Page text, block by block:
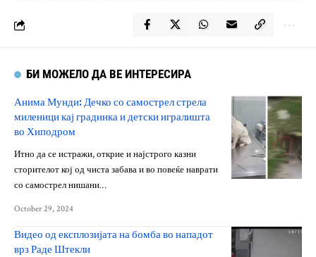
БИ МОЖЕЛО ДА ВЕ ИНТЕРЕСИРА
Анима Мунди: Дечко со самострел стрела
миленици кај градинка и детски игралишта
во Хиподром
Итно да се истражи, открие и најстрого казни
сторителот кој од чиста забава и во повеќе наврати
со самострел нишани…
October 29, 2024
Видео од експлозијата на бомба во нападот
врз Раде Штекли